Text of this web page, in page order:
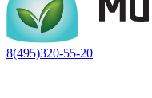
8(495)320-55-20